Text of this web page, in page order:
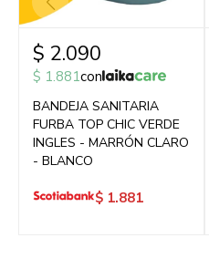
$ 2.090
$ 1.881con
BANDEJA SANITARIA
FURBA TOP CHIC VERDE
INGLES - MARRÓN CLARO
- BLANCO
$ 1.881